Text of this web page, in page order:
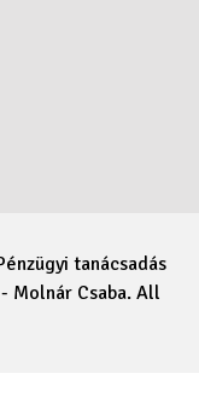
tanácsadás
Molnár Csaba. All